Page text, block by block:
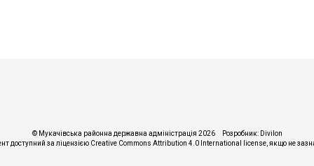
© Мукачівська районна державна адміністрація 2026 Розробник: Divilon
доступний за ліцензією Creative Commons Attribution 4.0 International license, якщо не